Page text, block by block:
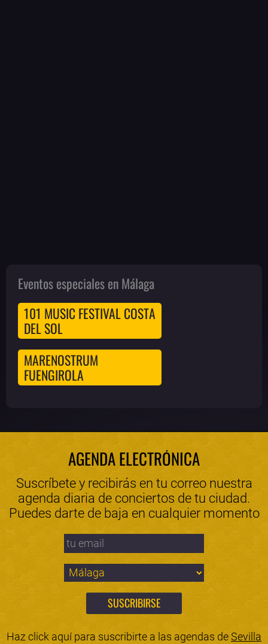
Eventos especiales en Málaga
101 MUSIC FESTIVAL COSTA
DEL SOL
MARENOSTRUM
FUENGIROLA
AGENDA ELECTRÓNICA
Suscríbete y recibirás en tu correo nuestra
agenda diaria de conciertos de tu ciudad.
Puedes darte de baja en cualquier momento
Haz click aquí para suscribirte a las agendas deSevilla